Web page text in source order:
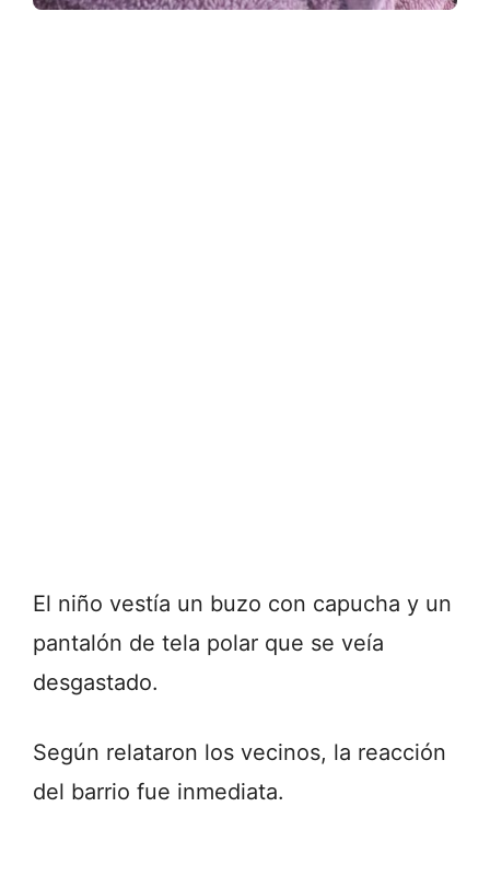
El niño vestía un buzo con capucha y un
pantalón de tela polar que se veía
desgastado.
Según relataron los vecinos, la reacción
del barrio fue inmediata.